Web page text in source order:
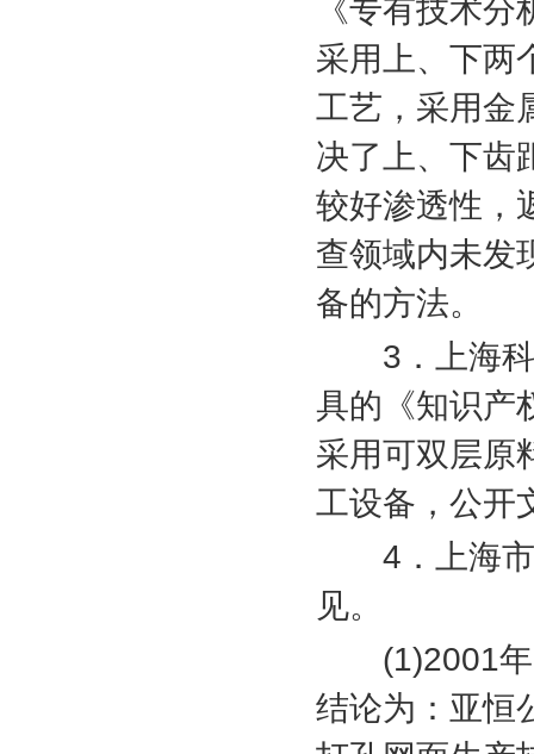
《专有技术
采用上、下两
工艺，采用金
决了上、下齿
较好渗透性，
查领域内未发
备的方法。
3 ．上海
具的《知识产
采用可双层原
工设备，公开
4 ．上海
见。
(1)2001年
结论为：亚恒